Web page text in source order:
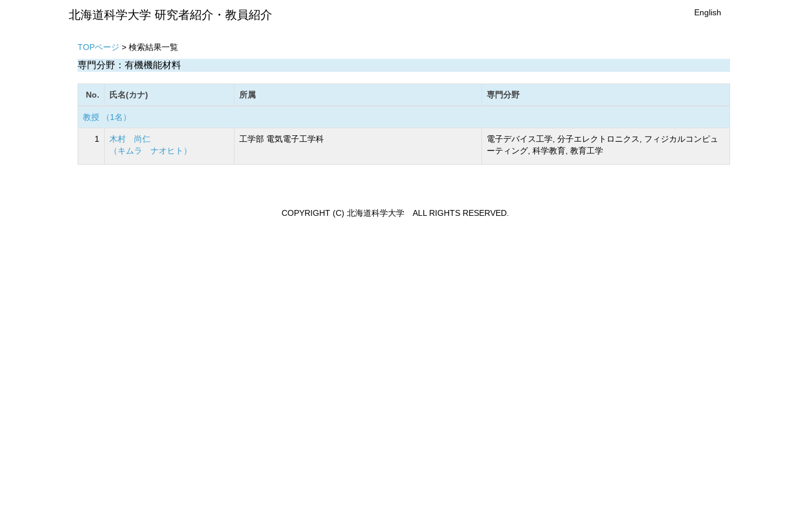
北海道科学大学 研究者紹介・教員紹介 English
TOPページ > 検索結果一覧
専門分野：有機機能材料
No. 氏名(カナ) 所属 専門分野
教授 （1名）
1
木村 尚仁
（キムラ ナオヒト）
工学部 電気電子工学科
電子デバイス工学, 分子エレクトロニクス, フィジカルコンピュ
ーティング, 科学教育, 教育工学
COPYRIGHT (C) 北海道科学大学 ALL RIGHTS RESERVED.